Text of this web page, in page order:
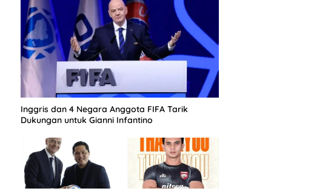
Inggris dan 4 Negara Anggota FIFA Tarik
Dukungan untuk Gianni Infantino